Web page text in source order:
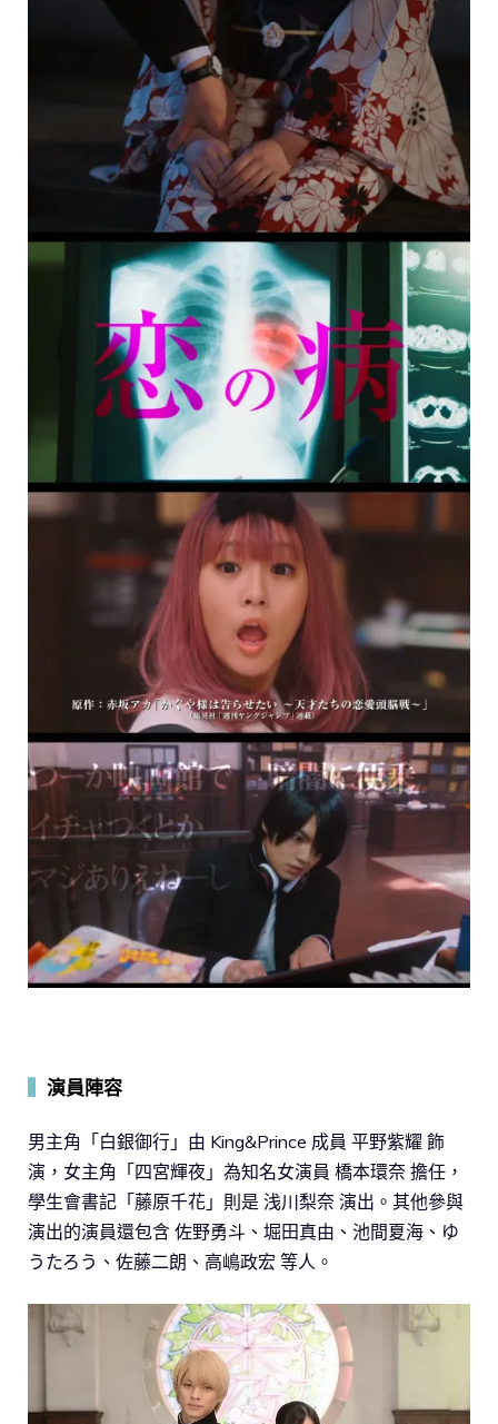
演員陣容
男主角「白銀御行」由 King&Prince 成員 平野紫耀 飾
演，女主角「四宮輝夜」為知名女演員 橋本環奈 擔任，
學生會書記「藤原千花」則是 浅川梨奈 演出。其他參與
演出的演員還包含 佐野勇斗、堀田真由、池間夏海、ゆ
うたろう、佐藤二朗、高嶋政宏 等人。